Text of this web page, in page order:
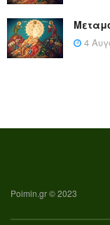
4
Poimin.gr © 2023